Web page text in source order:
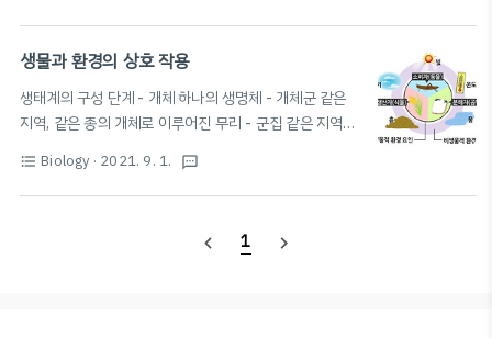
조류 홍조류 갈조류 깊이 얕은 바다 깊은 바다 중간 깊이
사용하는 빛 적색광 청색광 황색광 일조 시간과 식물의 개
계 암기보다 암기가 짧아지면 개화 (e.g. 붓꽃) 단일 식물:
· 임계 암기보다 암기가 길어지면 개화 (e.g. 국화) · 지속
된 암기가 임계 암기보다 길어야 개화 (암기 중간에 빛을
생물과 환경의 상호 작용
생태계의 구성 단계 - 개체 하나의 생명체 - 개체군 같은
지역, 같은 종의 개체로 이루어진 무리 - 군집 같은 지역에
임없이 영향을 주고받는 통합된 시스템 생태계의 구성 요
소 - 생물적 요인 생산자, 소비자, 분해자: 생태계 내의 모
기) 환경 ▷ 생물에게 생존과 생장에 필요한 물질, 에너지,
format_list_bulleted Biology · 2021. 9. 1. textsms
navigate_before 1 navigate_next